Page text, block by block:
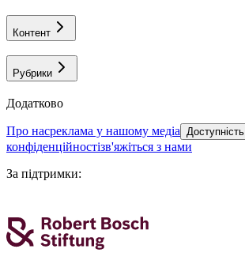
Контент
Рубрики
Додатково
про насреклама у нашому медіа Доступність
конфіденційностізв'яжіться з нами
За підтримки: